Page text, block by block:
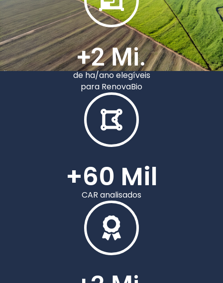
de ha/ano elegíveis
para RenovaBio
+2 Mi.
CAR analisados
+60 Mil